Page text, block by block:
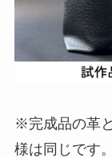
※完成品の革
様は同じです。